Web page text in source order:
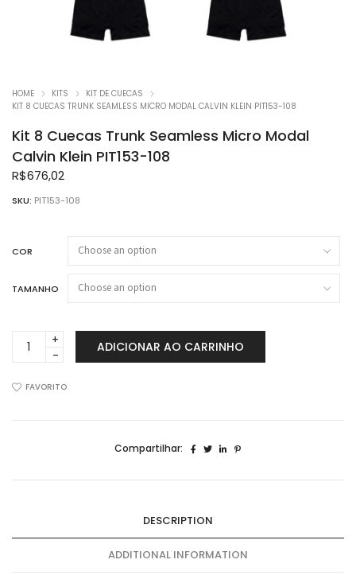
HOME KITS
KIT DE CUECAS
KIT 8 CUECAS TRUNK SEAMLESS MICRO MODAL CALVIN KLEIN PIT153-108
Kit 8 Cuecas Trunk Seamless Micro Modal
Calvin Klein PIT153-108
R$676,02
SKU: PIT153-108
COR
TAMANHO
Trunk
ADICIONAR AO CARRINHO
FAVORITO
Compartilhar:
DESCRIPTION
ADDITIONAL INFORMATION